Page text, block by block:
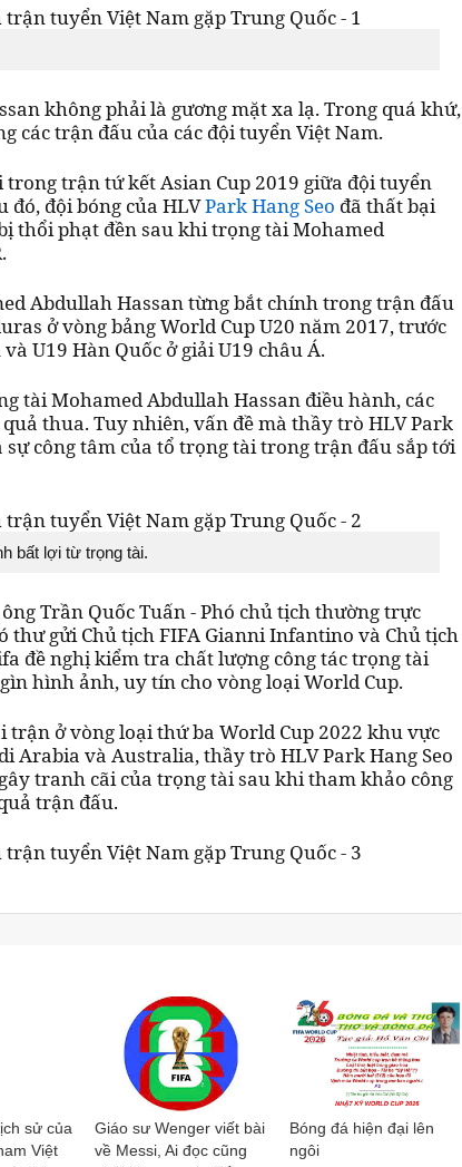
không phải là gương mặt xa lạ. Trong quá khứ,
các trận đấu của các đội tuyển Việt Nam.
trong trận tứ kết Asian Cup 2019 giữa đội tuyển
đó, đội bóng của HLVPark Hang Seo đã thất bại
thổi phạt đền sau khi trọng tài Mohamed
Abdullah Hassan từng bắt chính trong trận đấu
ở vòng bảng World Cup U20 năm 2017, trước
U19 Hàn Quốc ở giải U19 châu Á.
tài Mohamed Abdullah Hassan điều hành, các
thua. Tuy nhiên, vấn đề mà thầy trò HLV Park
công tâm của tổ trọng tài trong trận đấu sắp tới
bất lợi từ trọng tài.
Trần Quốc Tuấn - Phó chủ tịch thường trực
thư gửi Chủ tịch FIFA Gianni Infantino và Chủ tịch
đề nghị kiểm tra chất lượng công tác trọng tài
hình ảnh, uy tín cho vòng loại World Cup.
ở vòng loại thứ ba World Cup 2022 khu vực
Arabia và Australia, thầy trò HLV Park Hang Seo
tranh cãi của trọng tài sau khi tham khảo công
trận đấu.
sử của
Việt
Giáo sư Wenger viết bài
về Messi, Ai đọc cũng
Bóng đá hiện đại lên
ngôi